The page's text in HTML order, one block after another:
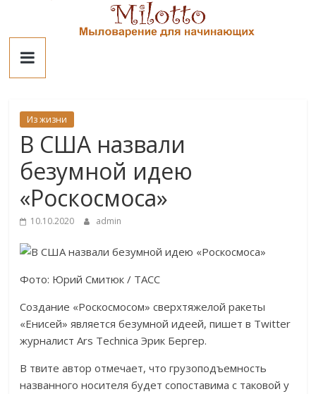
contentМилотто
Из жизни
В США назвали
безумной идею
«Роскосмоса»
10.10.2020 admin
Фото: Юрий Смитюк / ТАСС
Создание «Роскосмосом» сверхтяжелой ракеты
«Енисей» является безумной идеей, пишет в Twitter
журналист Ars Technica Эрик Бергер.
В твите автор отмечает, что грузоподъемность
названного носителя будет сопоставима с таковой у